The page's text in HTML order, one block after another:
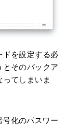
を設定する必
そのバックア
てしまいま
化のパスワー